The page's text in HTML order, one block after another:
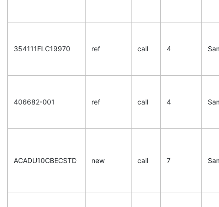
354111FLC19970 ref call 4
406682-001 ref call 4
ACADU10CBECSTD new call 7